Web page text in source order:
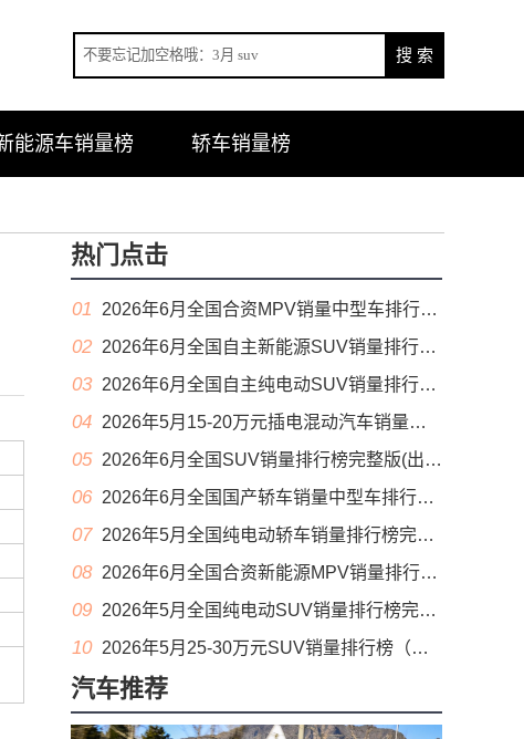
能源车销量榜 轿车销量榜
热门点击
01 2026年6月全国合资MPV销量中型车排行榜完整版(零售量
02 2026年6月全国自主新能源SUV销量排行榜完整版(零售量
03 2026年6月全国自主纯电动SUV销量排行榜完整版(零售量
04 2026年5月15-20万元插电混动汽车销量排行榜（零售量）
05 2026年6月全国SUV销量排行榜完整版(出口量
06 2026年6月全国国产轿车销量中型车排行榜完整版(零售量
07 2026年5月全国纯电动轿车销量排行榜完整版(批发量
08 2026年6月全国合资新能源MPV销量排行榜完整版(零售量
09 2026年5月全国纯电动SUV销量排行榜完整版(零售量
10 2026年5月25-30万元SUV销量排行榜（零售量）
汽车推荐